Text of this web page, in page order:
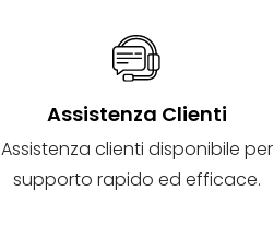
Assistenza Clienti
Assistenza clienti disponibile per
supporto rapido ed efficace.